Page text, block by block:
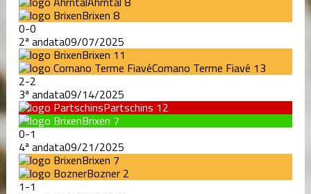
Brixen 8
0-0
2ª andata09/07/2025
Brixen 11
Comano Terme Fiavé 13
2-2
3ª andata09/14/2025
Partschins 12
Brixen 7
0-1
4ª andata09/21/2025
Brixen 7
Bozner 2
1-1